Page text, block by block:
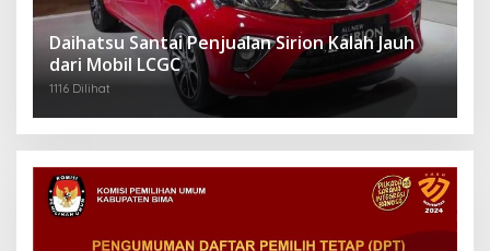
Daihatsu Santai Penjualan Sirion Kalah Jauh
dari Mobil LCGC
1116 Dilihat